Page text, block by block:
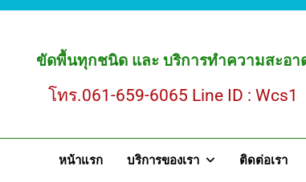
ขัดพื้นหินขั
ขัดพื้นทุกชนิด และ บริการทำความสะอา
โทร.061-659-6065 Line ID : Wcs1
หน้าแรก บริการของเรา ติดต่อเรา